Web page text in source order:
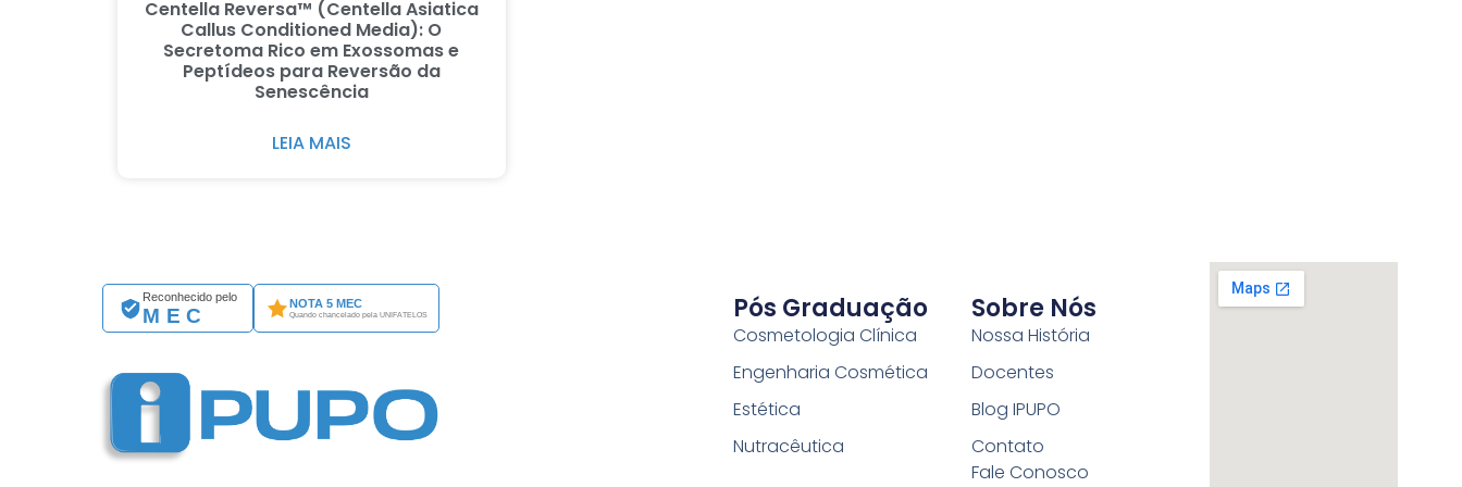
Centella Reversa™ (Centella Asiatica
Callus Conditioned Media): O
Secretoma Rico em Exossomas e
Peptídeos para Reversão da
Senescência
LEIA MAIS
Reconhecido pelo
MEC
NOTA 5 MEC
Quando chancelado pela UNIFATELOS Pós Graduação
Cosmetologia Clínica
Engenharia Cosmética
Estética
Nutracêutica
Sobre Nós
Nossa História
Docentes
Blog IPUPO
Contato
Fale Conosco